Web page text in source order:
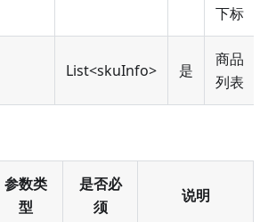
下标
List<skuInfo> 是
商品
列表
参数类
型
是否必
须
说明